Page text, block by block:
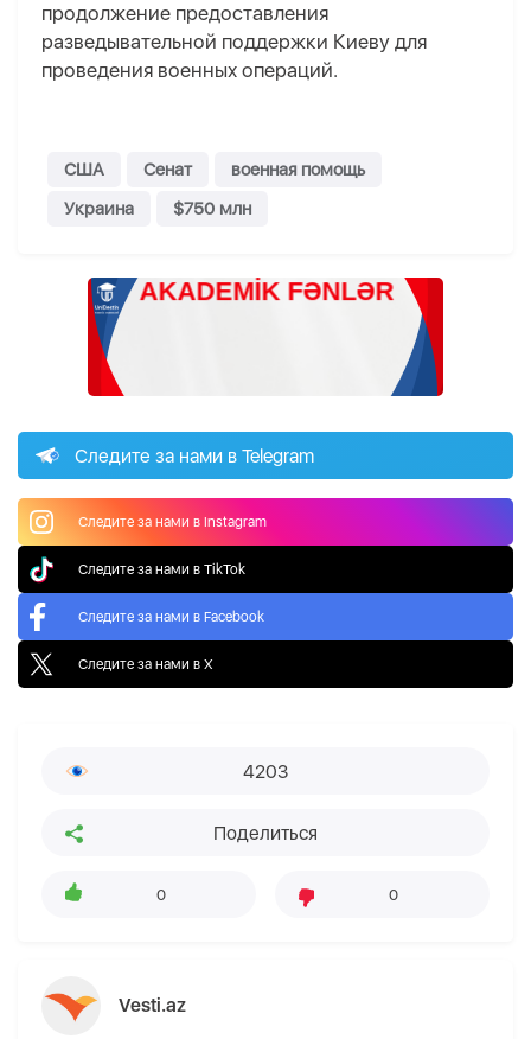
продолжение предоставления
разведывательной поддержки Киеву для
проведения военных операций.
США Сенат
военная помощь
Украина
$750 млн
Следите за нами в Telegram
Следите за нами в Instagram
Следите за нами в TikTok
Следите за нами в Facebook
Следите за нами в X
4203
Поделиться
0 0
Vesti.az